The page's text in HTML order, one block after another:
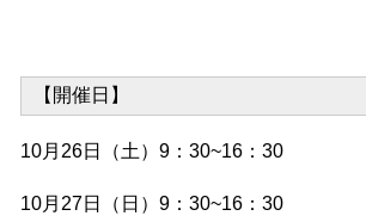
【開催日】
10月26日（土）9：30~16：30
10月27日（日）9：30~16：30